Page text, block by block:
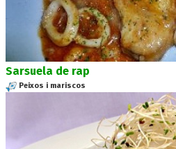
Sarsuela de rap
Peixos i mariscos